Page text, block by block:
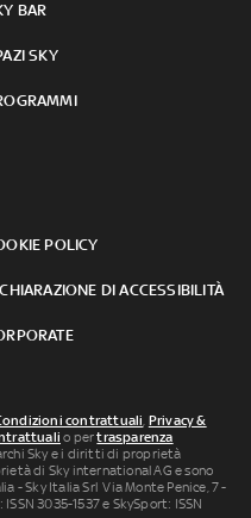
BAR
SKY
POLICY
DI ACCESSIBILITÀ
contrattuali, Privacy &
o pertrasparenza
Sky e i diritti di proprietà
di Sky international AG e sono
- Sky Italia Srl Via Monte Penice, 7 -
3035-1537 e SkySport: ISSN